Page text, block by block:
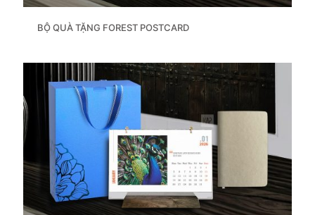
BỘ QUÀ TẶNG FOREST POSTCARD